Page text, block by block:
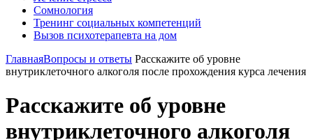
Сомнология
Тренинг социальных компетенций
Вызов психотерапевта на дом
ГлавнаяВопросы и ответы Расскажите об уровне
внутриклеточного алкоголя после прохождения курса лечения
Расскажите об уровне
внутриклеточного алкоголя